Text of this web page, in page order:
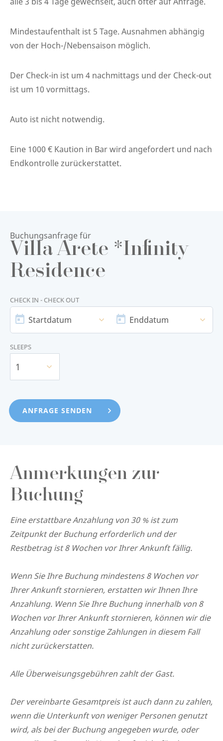
Mindestaufenthalt ist 5 Tage. Ausnahmen abhängig
von der Hoch-/Nebensaison möglich.
Der Check-in ist um 4 nachmittags und der Check-out
ist um 10 vormittags.
Auto ist nicht notwendig.
Eine 1000 € Kaution in Bar wird angefordert und nach
Endkontrolle zurückerstattet.
Buchungsanfrage für
Villa Arete *Infinity
Residence
CHECK IN - CHECK OUT
STARTDATUM
Startdatum Enddatum
SLEEPS
1
Anmerkungen zur
Buchung
Eine erstattbare Anzahlung von 30 % ist zum
Zeitpunkt der Buchung erforderlich und der
Restbetrag ist 8 Wochen vor Ihrer Ankunft fällig.
Wenn Sie Ihre Buchung mindestens 8 Wochen vor
Ihrer Ankunft stornieren, erstatten wir Ihnen Ihre
Anzahlung. Wenn Sie Ihre Buchung innerhalb von 8
Wochen vor Ihrer Ankunft stornieren, können wir die
Anzahlung oder sonstige Zahlungen in diesem Fall
nicht zurückerstatten.
Alle Überweisungsgebühren zahlt der Gast.
Der vereinbarte Gesamtpreis ist auch dann zu zahlen,
wenn die Unterkunft von weniger Personen genutzt
wird, als bei der Buchung angegeben wurde, oder